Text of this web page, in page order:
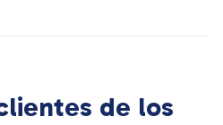
de los